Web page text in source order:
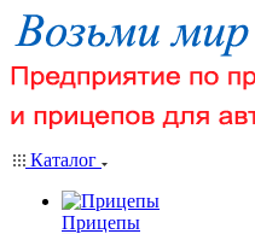
Каталог
Прицепы